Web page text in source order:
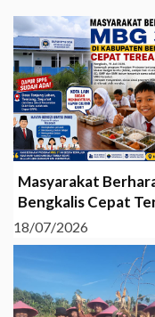
Masyarakat
Bengkalis Cepat
18/07/2026